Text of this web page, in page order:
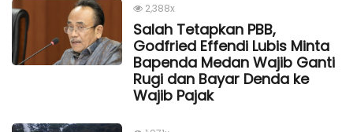
2,388x
Salah Tetapkan PBB,
Godfried Effendi Lubis Minta
Bapenda Medan Wajib Ganti
Rugi dan Bayar Denda ke
Wajib Pajak